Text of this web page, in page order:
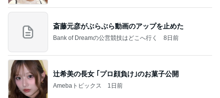
斎藤元彦がぶらぶら動画のアップを止めた
Bank of Dreamの公営競技はどこへ行く 8日前
辻希美の長女 ｢プロ顔負け｣のお菓子公開
Amebaトピックス 1日前